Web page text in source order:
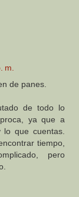
m.
de panes.
de todo lo
ya que a
lo que cuentas.
tiempo,
pero